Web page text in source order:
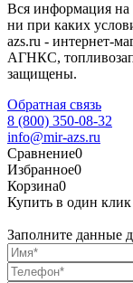
Вся информация на
ни при каких
azs.ru - интернет-
АГНКС,
защищены.
Обратная связь
8 (800) 350-08-32
info@mir-azs.ru
Сравнение0
Избранное0
Корзина0
Купить в один клик
Заполните данные